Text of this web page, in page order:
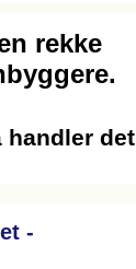
rekke
handler det
-